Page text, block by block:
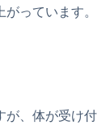
っています。
が、体が受け付